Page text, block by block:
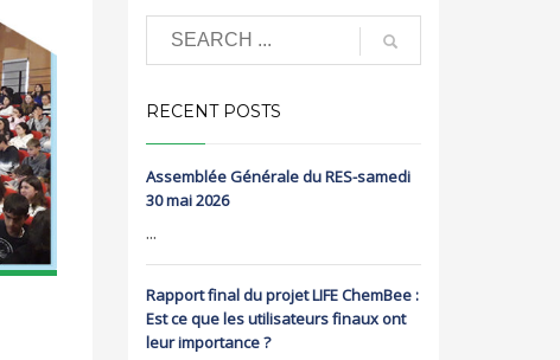
RECENT POSTS
Assemblée Générale du RES-samedi
30 mai 2026
...
Rapport final du projet LIFE ChemBee :
Est ce que les utilisateurs finaux ont
leur importance ?